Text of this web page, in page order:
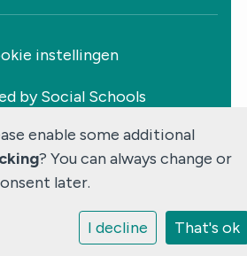
instellingen
bySocial Schools
enable some additional
? You can always change or
later.
I decline That's ok